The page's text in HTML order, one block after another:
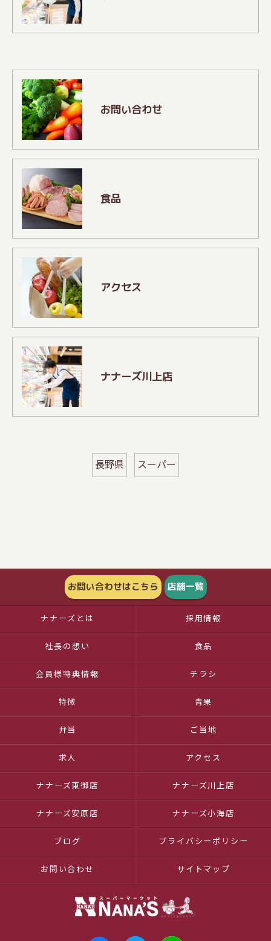
お問い合わせ
食品
アクセス
ナナーズ川上店
長野県 スーパー
お問い合わせはこちら 店舗一覧
ナナーズとは 採用情報
社長の想い 食品
会員様特典情報 チラシ
特徴 青果
弁当 ご当地
求人 アクセス
ナナーズ東御店 ナナーズ川上店
ナナーズ安原店 ナナーズ小海店
ブログ プライバシーポリシー
お問い合わせ サイトマップ